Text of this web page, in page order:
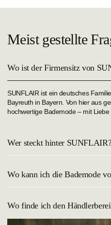
Meist gestellte
Wo ist der Firmensitz von
SUNFLAIR ist ein deutsches
Bayreuth in Bayern. Von hier aus
hochwertige Bademode – mit
Wer steckt hinter
traditionsreiches Unternehmen,
Passformen, innovative
Wo kann ich die Bademode
Onlineshop unterwww.sunflair.de
AboutYou, OTTO und Zalando.
Wo finde ich den